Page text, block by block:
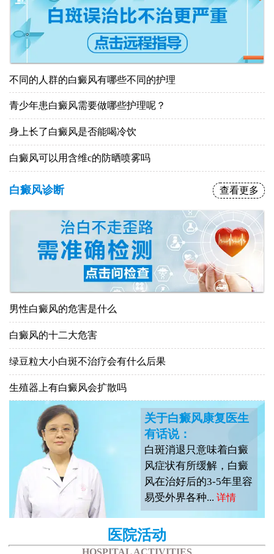
不同的人群的白癜风有哪些不同的护理
青少年患白癜风需要做哪些护理呢？
身上长了白癜风是否能喝冷饮
白癜风可以用含维c的防晒喷雾吗
白癜风诊断 查看更多
男性白癜风的危害是什么
白癜风的十二大危害
绿豆粒大小白斑不治疗会有什么后果
生殖器上有白癜风会扩散吗
关于白癜风康复医生
有话说：
白斑消退只意味着白癜
风症状有所缓解，白癜
风在治好后的3-5年里容
易受外界各种... 详情
医院活动
HOSPITAL ACTIVITIES